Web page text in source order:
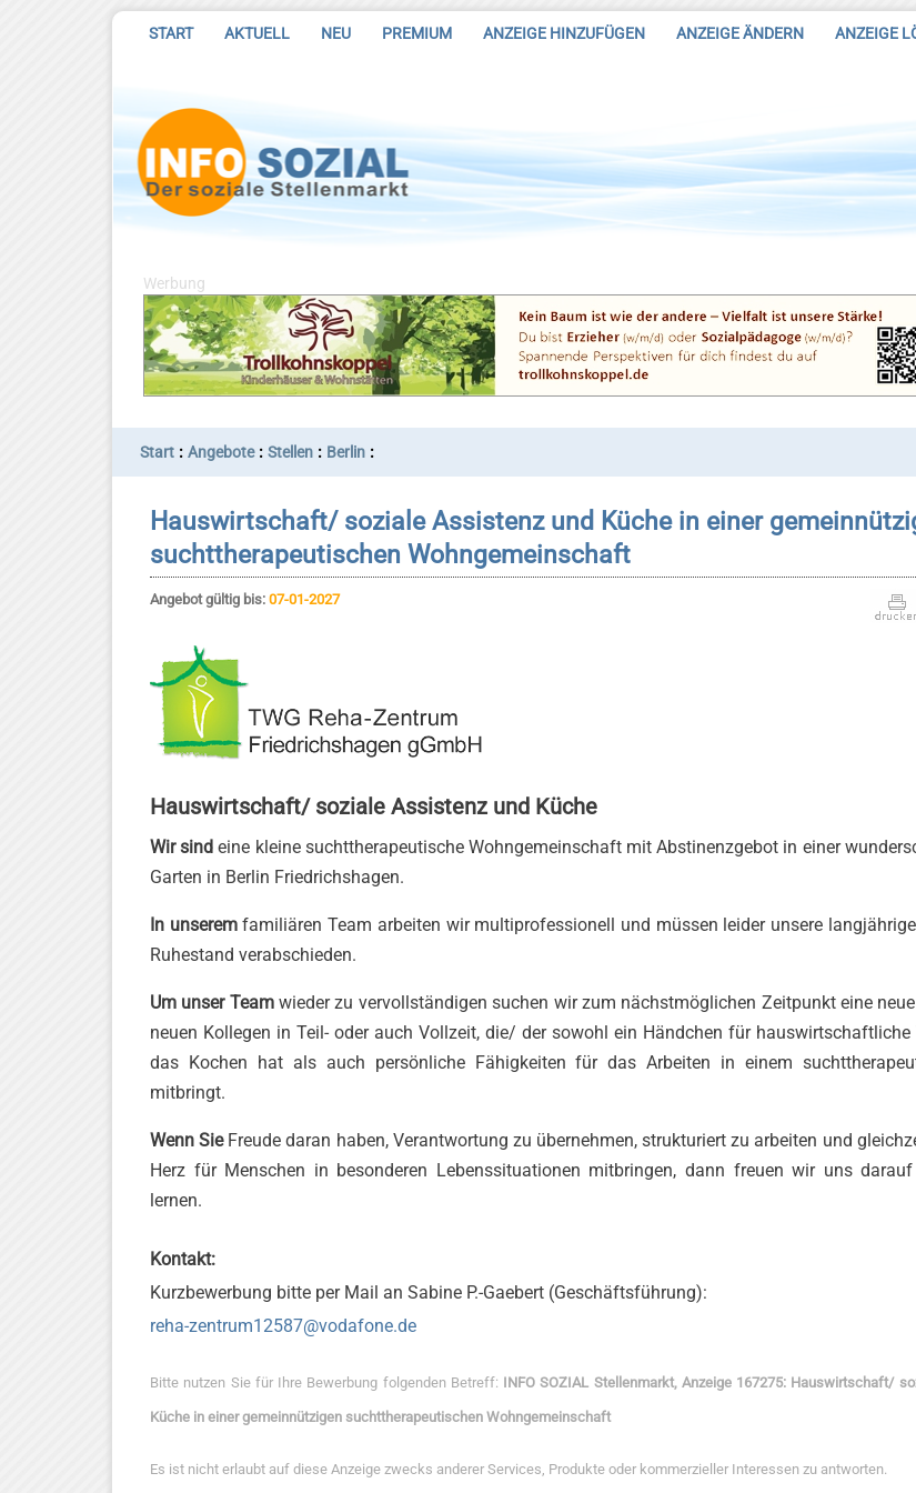
START AKTUELL NEU PREMIUM ANZEIGE HINZUFÜGEN ANZEIGE ÄNDERN ANZEIGE
Werbung
Start : Angebote: Stellen : Berlin :
Hauswirtschaft/ soziale Assistenz und Küche in einer
suchttherapeutischen Wohngemeinschaft
Angebot gültig bis: 07-01-2027
Hauswirtschaft/ soziale Assistenz und Küche
Wir sind eine kleine suchttherapeutische Wohngemeinschaft mit Abstinenzgebot in einer
Garten in Berlin Friedrichshagen.
In unseremfamiliären Team arbeiten wir multiprofessionell und müssen leider unsere
Ruhestand verabschieden.
Um unser Teamwieder zu vervollständigen suchen wir zum nächstmöglichen Zeitpunkt eine
neuen Kollegen in Teil- oder auch Vollzeit, die/ der sowohl ein Händchen für hauswirtschaftliche
das Kochen hat als auch persönliche Fähigkeiten für das Arbeiten in einem
mitbringt.
Wenn SieFreude daran haben, Verantwortung zu übernehmen, strukturiert zu arbeiten und
Herz für Menschen in besonderen Lebenssituationen mitbringen, dann freuen wir uns
lernen.
Kontakt:
Kurzbewerbung bitte per Mail an Sabine P.-Gaebert (Geschäftsführung):
reha-zentrum12587@vodafone.de
Bitte nutzen Sie für Ihre Bewerbung folgenden Betreff: INFO SOZIAL Stellenmarkt, Anzeige 167275: Hauswirtschaft/
Küche in einer gemeinnützigen suchttherapeutischen Wohngemeinschaft
Es ist nicht erlaubt auf diese Anzeige zwecks anderer Services, Produkte oder kommerzieller Interessen zu antworten.